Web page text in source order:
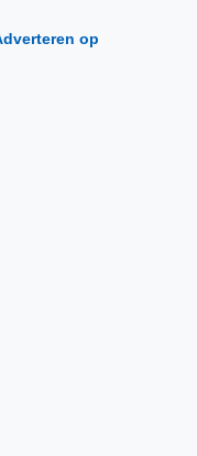
op